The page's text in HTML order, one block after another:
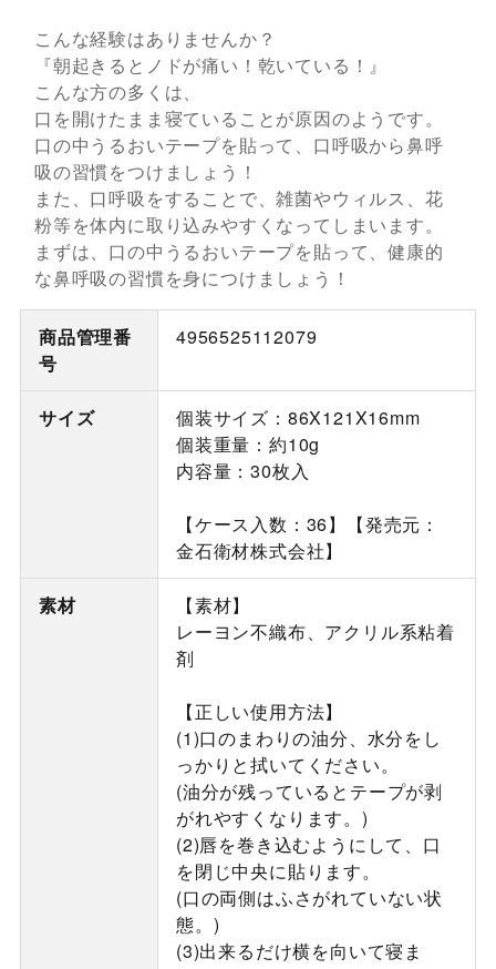
こんな経験はありませんか？
『朝起きるとノドが痛い！乾いている！』
こんな方の多くは、
口を開けたまま寝ていることが原因のようです。
口の中うるおいテープを貼って、口呼吸から鼻呼
吸の習慣をつけましょう！
また、口呼吸をすることで、雑菌やウィルス、花
粉等を体内に取り込みやすくなってしまいます。
まずは、口の中うるおいテープを貼って、健康的
な鼻呼吸の習慣を身につけましょう！
商品管理番
号
4956525112079
サイズ
個装サイズ：86X121X16mm
個装重量：約10g
内容量：30枚入
【ケース入数：36】【発売元：
金石衛材株式会社】
素材
【素材】
レーヨン不織布、アクリル系粘着
剤
【正しい使用方法】
(1)口のまわりの油分、水分をし
っかりと拭いてください。
(油分が残っているとテープが剥
がれやすくなります。)
(2)唇を巻き込むようにして、口
を閉じ中央に貼ります。
(口の両側はふさがれていない状
態。)
(3)出来るだけ横を向いて寝ま